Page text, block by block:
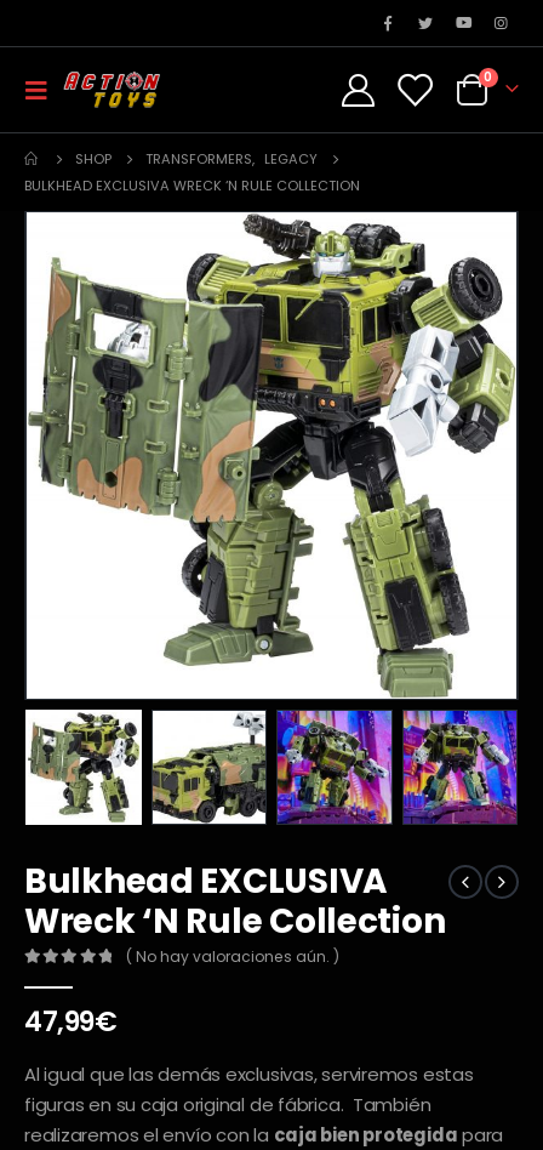
0
SHOP TRANSFORMERS, LEGACY
BULKHEAD EXCLUSIVA WRECK ‘N RULE COLLECTION
Bulkhead EXCLUSIVA
Wreck ‘N Rule Collection
( No hay valoraciones aún. )
47,99€
Al igual que las demás exclusivas, serviremos estas
figuras en su caja original de fábrica. También
realizaremos el envío con la caja bien protegidapara